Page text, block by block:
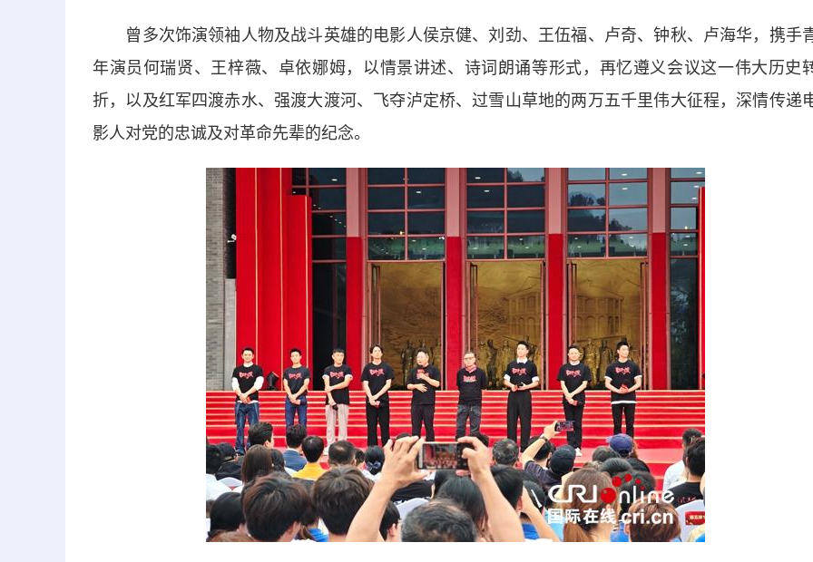
曾多次饰演领袖人物及战斗英雄的电影人侯京健、刘劲、王伍福、卢奇、钟秋、卢海华，携手
年演员何瑞贤、王梓薇、卓依娜姆，以情景讲述、诗词朗诵等形式，再忆遵义会议这一伟大历史
折，以及红军四渡赤水、强渡大渡河、飞夺泸定桥、过雪山草地的两万五千里伟大征程，深情传递
影人对党的忠诚及对革命先辈的纪念。